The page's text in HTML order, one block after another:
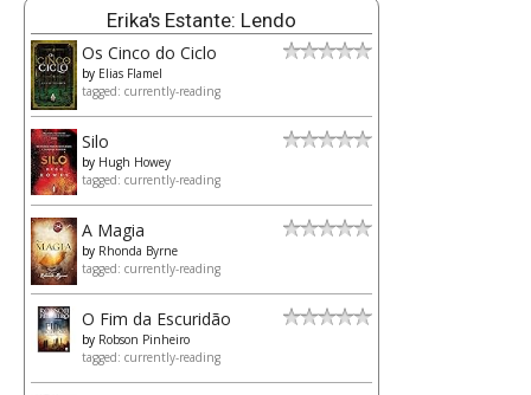
Erika's Estante: Lendo
Os Cinco do Ciclo
by Elias Flamel
tagged: currently-reading
Silo
by Hugh Howey
tagged: currently-reading
A Magia
by Rhonda Byrne
tagged: currently-reading
O Fim da Escuridão
by Robson Pinheiro
tagged: currently-reading